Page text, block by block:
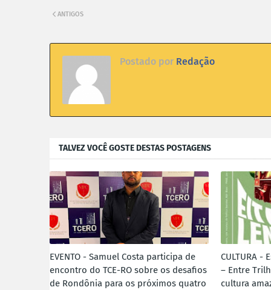
ANTIGOS
Postado por Redação
TALVEZ VOCÊ GOSTE DESTAS POSTAGENS
EVENTO - Samuel Costa participa de
encontro do TCE-RO sobre os desafios
de Rondônia para os próximos quatro
CULTURA -
– Entre
cultura